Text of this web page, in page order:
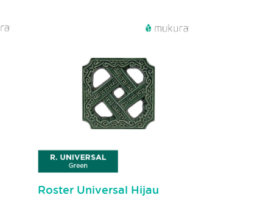
Roster Universal Hijau